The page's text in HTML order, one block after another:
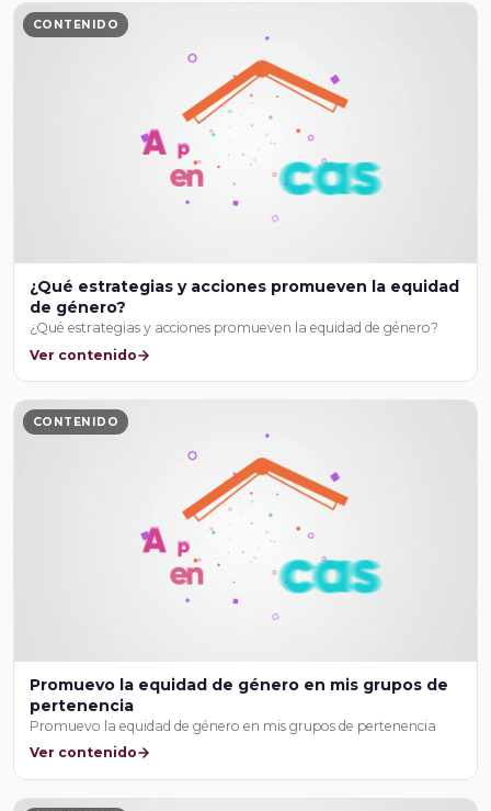
CONTENIDO
¿Qué estrategias y acciones promueven la equidad
de género?
¿Qué estrategias y acciones promueven la equidad de género?
Ver contenido
CONTENIDO
Promuevo la equidad de género en mis grupos de
pertenencia
Promuevo la equidad de género en mis grupos de pertenencia
Ver contenido